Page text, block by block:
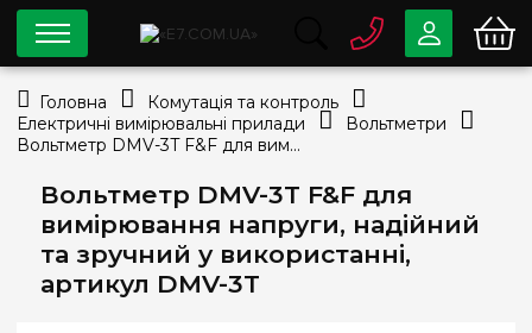
Вольтметр DMV-3T F&F для
вимірювання напруги, надійний
та зручний у використанні,
артикул DMV-3T
0 80033-63-07
Безкоштовно
info@e7.com.ua
Viber Telegram
Головна
Комутація та контроль
Електричні вимірювальні прилади
Вольтметри
Вольтметр DMV-3T F&F для вимірювання напруги, надійний та зручний у використанні, артикул DMV-3T